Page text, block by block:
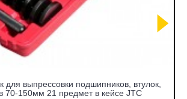
для выпрессовки подшипников, втулок,
70-150мм 21 предмет в кейсе JTC